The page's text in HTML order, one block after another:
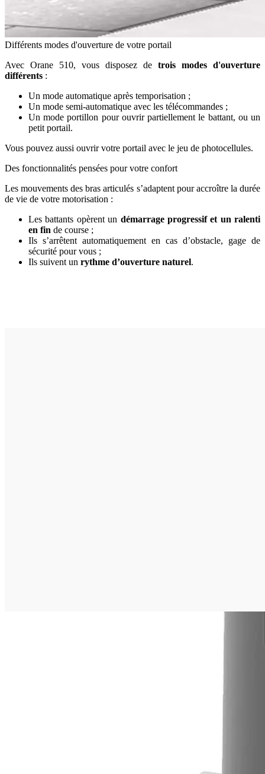
Différents modes d'ouverture de votre portail
Avec Orane 510, vous disposez de trois modes d'ouverture
différents :
Un mode automatique après temporisation ;
Un mode semi-automatique avec les télécommandes ;
Un mode portillon pour ouvrir partiellement le battant, ou un
petit portail.
Vous pouvez aussi ouvrir votre portail avec le jeu de photocellules.
Des fonctionnalités pensées pour votre confort
Les mouvements des bras articulés s’adaptent pour accroître la durée
de vie de votre motorisation :
Les battants opèrent un démarrage progressif et un ralenti
en fin de course ;
Ils s’arrêtent automatiquement en cas d’obstacle, gage de
sécurité pour vous ;
Ils suivent un rythme d’ouverture naturel.